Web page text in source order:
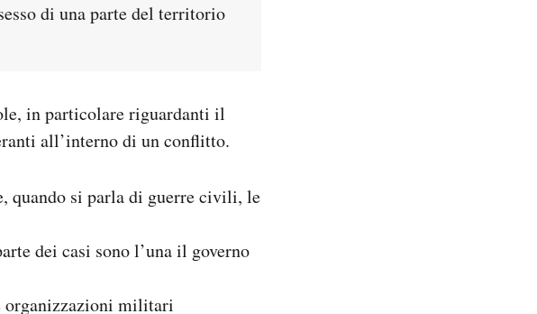
di una parte del territorio
in particolare riguardanti il
all’interno di un conflitto.
quando si parla di guerre civili, le
dei casi sono l’una il governo
organizzazioni militari